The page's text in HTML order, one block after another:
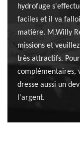
hydrofuge
faciles et il va
matière. M.Willy
missions et
très attractifs.
complémentaires,
dresse aussi un
l'argent.